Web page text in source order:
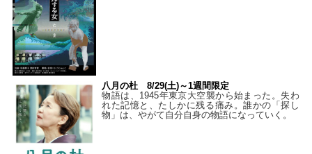
八月の杜 8/29(土)～1週間限定
物語は、1945年東京大空襲から始まった。失わ
れた記憶と、たしかに残る痛み。誰かの「探し
物」は、やがて自分自身の物語になっていく。